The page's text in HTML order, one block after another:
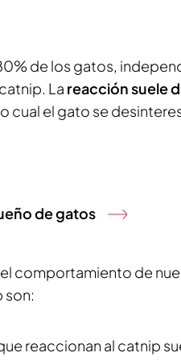
de los gatos,
La reacción suele
cual el gato se
de gatos
comportamiento de
son:
reaccionan al catnip